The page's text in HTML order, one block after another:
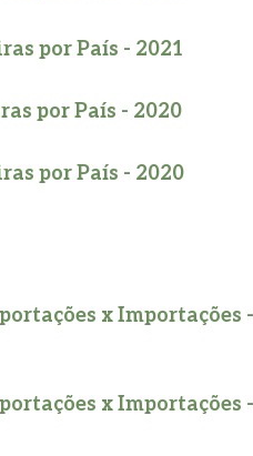
por País - 2021
por País - 2020
por País - 2020
x Importações
x Importações